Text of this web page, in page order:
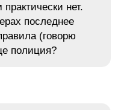
нет.
последнее
(говорю
полиция?